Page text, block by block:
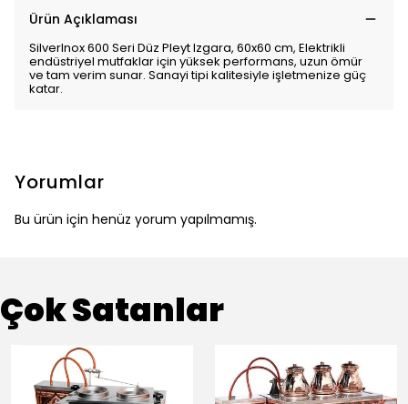
Ürün Açıklaması
SilverInox 600 Seri Düz Pleyt Izgara, 60x60 cm, Elektrikli
endüstriyel mutfaklar için yüksek performans, uzun ömür
ve tam verim sunar. Sanayi tipi kalitesiyle işletmenize güç
katar.
Yorumlar
Bu ürün için henüz yorum yapılmamış.
Çok Satanlar